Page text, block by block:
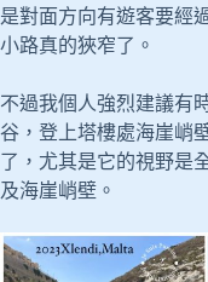
是對面方向有遊客要經
小路真的狹窄了。
不過我個人強烈建議有
谷，登上塔樓處海崖峭
了，尤其是它的視野是
及海崖峭壁。